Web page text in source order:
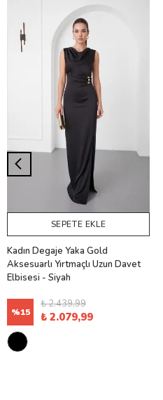
SEPETE EKLE
Kadın Degaje Yaka Gold
Aksesuarlı Yırtmaçlı Uzun Davet
Elbisesi - Siyah
%15
₺ 2.439,99
₺ 2.079,99